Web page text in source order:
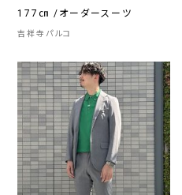
177㎝ /オーダースーツ
吉祥寺パルコ